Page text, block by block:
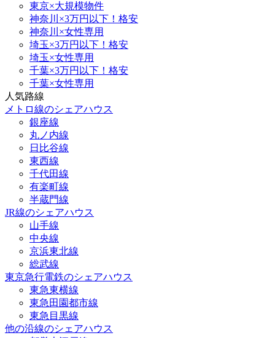
東京×大規模物件
神奈川×3万円以下！格安
神奈川×女性専用
埼玉×3万円以下！格安
埼玉×女性専用
千葉×3万円以下！格安
千葉×女性専用
人気路線
メトロ線のシェアハウス
銀座線
丸ノ内線
日比谷線
東西線
千代田線
有楽町線
半蔵門線
JR線のシェアハウス
山手線
中央線
京浜東北線
総武線
東京急行電鉄のシェアハウス
東急東横線
東急田園都市線
東急目黒線
他の沿線のシェアハウス